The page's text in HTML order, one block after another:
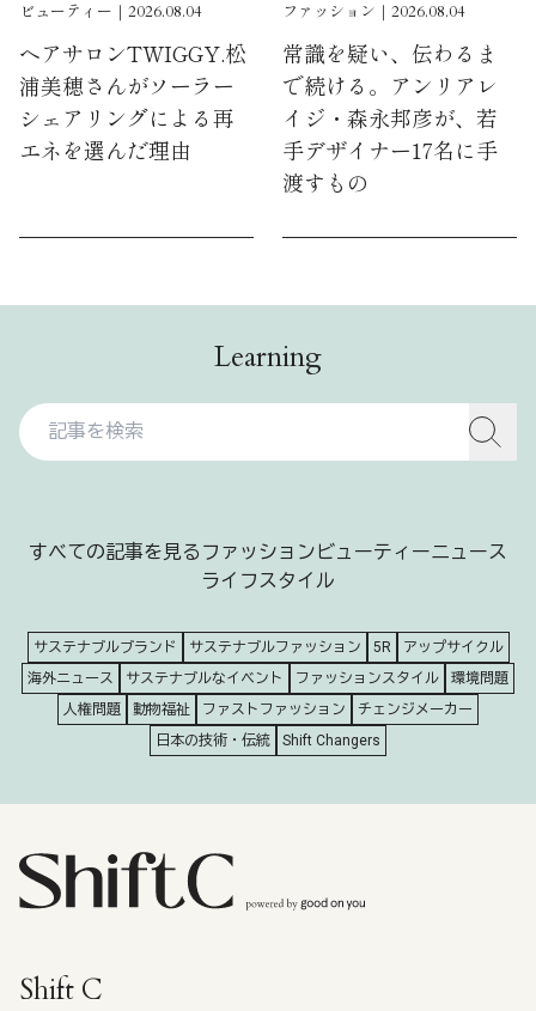
ビューティー｜2026.08.04
ヘアサロンTWIGGY.松
浦美穂さんがソーラー
シェアリングによる再
エネを選んだ理由
ファッション｜2026.08.04
常識を疑い、伝わるま
で続ける。アンリアレ
イジ・森永邦彦が、若
手デザイナー17名に手
渡すもの
Learning
すべての記事を見る ファッションビューティーニュース
ライフスタイル
サステナブルブランド サステナブルファッション 5R
アップサイクル
海外ニュース
サステナブルなイベント ファッションスタイル
環境問題
人権問題
動物福祉 ファストファッション
チェンジメーカー
日本の技術・伝統
Shift Changers
Shift C